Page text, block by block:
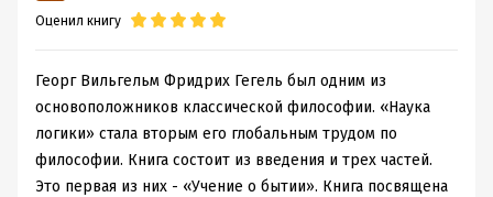
Оценил книгу
Георг Вильгельм Фридрих Гегель был одним из
основоположников классической философии. «Наука
логики» стала вторым его глобальным трудом по
философии. Книга состоит из введения и трех частей.
Это первая из них - «Учение о бытии». Книга посвящена